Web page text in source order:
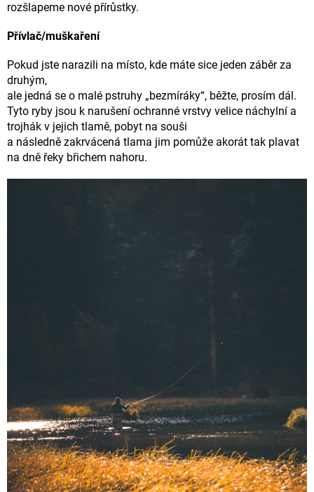
rozšlapeme nové přírůstky.
Přívlač/muškaření
Pokud jste narazili na místo, kde máte sice jeden záběr za
druhým,
ale jedná se o malé pstruhy „bezmíráky“, běžte, prosím dál.
Tyto ryby jsou k narušení ochranné vrstvy velice náchylní a
trojhák v jejich tlamě, pobyt na souši
a následně zakrvácená tlama jim pomůže akorát tak plavat
na dně řeky břichem nahoru.